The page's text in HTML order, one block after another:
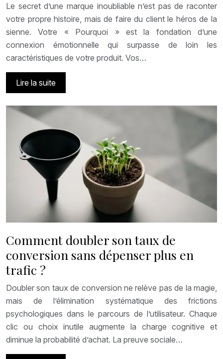
Le secret d’une marque inoubliable n’est pas de raconter
votre propre histoire, mais de faire du client le héros de la
sienne. Votre « Pourquoi » est la fondation d’une
connexion émotionnelle qui surpasse de loin les
caractéristiques de votre produit. Vos…
Lire la suite
Comment doubler son taux de
conversion sans dépenser plus en
trafic ?
Doubler son taux de conversion ne relève pas de la magie,
mais de l’élimination systématique des frictions
psychologiques dans le parcours de l’utilisateur. Chaque
clic ou choix inutile augmente la charge cognitive et
diminue la probabilité d’achat. La preuve sociale…